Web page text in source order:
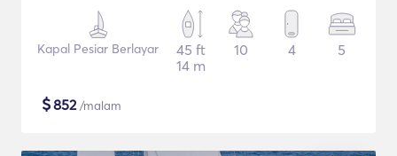
Kapal Pesiar Berlayar
45 ft
14 m
10 4 5
$852/malam